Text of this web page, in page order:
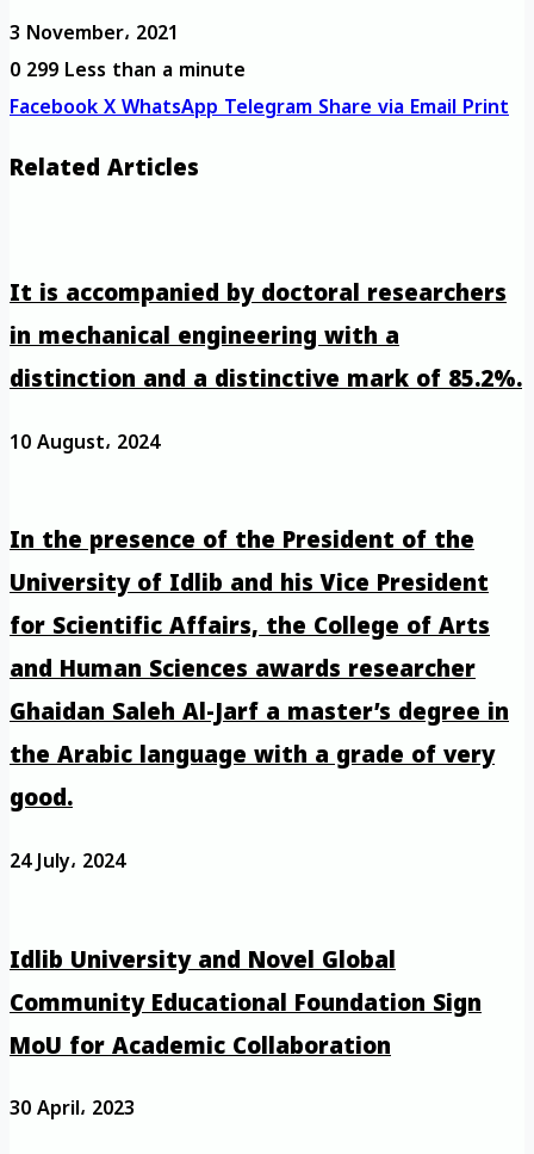
3 November، 2021
0299Less than a minute
FacebookXWhatsAppTelegramShare via EmailPrint
Related Articles
It is accompanied by doctoral researchers
in mechanical engineering with a
distinction and a distinctive mark of 85.2%.
10 August، 2024
In the presence of the President of the
University of Idlib and his Vice President
for Scientific Affairs, the College of Arts
and Human Sciences awards researcher
Ghaidan Saleh Al-Jarf a master’s degree in
the Arabic language with a grade of very
good.
24 July، 2024
Idlib University and Novel Global
Community Educational Foundation Sign
MoU for Academic Collaboration
30 April، 2023